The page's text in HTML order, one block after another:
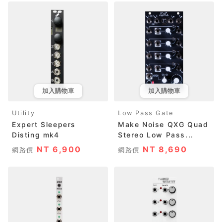
加入購物車
Utility
Expert Sleepers
Disting mk4
網路價 NT 6,900
加入購物車
Low Pass Gate
Make Noise QXG Quad
Stereo Low Pass...
網路價 NT 8,690